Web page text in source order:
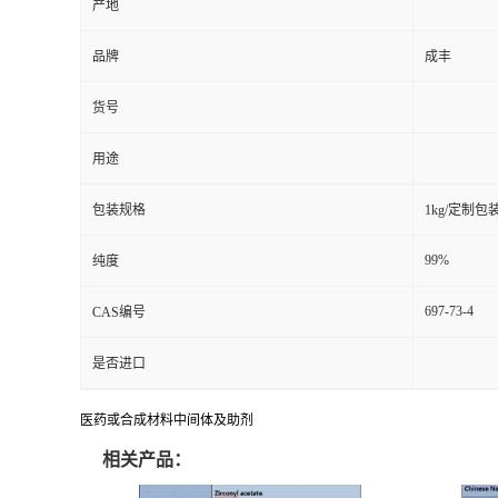
产地
品牌 成丰
货号
用途
包装规格 1kg/定制包
纯度 99%
CAS编号 697-73-4
是否进口
医药或合成材料中间体及助剂
相关产品：